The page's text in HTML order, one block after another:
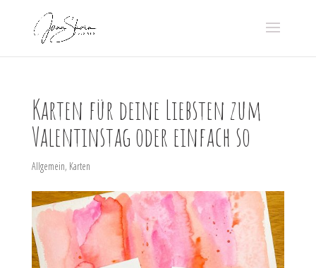
Karten für deine Liebsten zum
Valentinstag oder einfach so
Allgemein, Karten